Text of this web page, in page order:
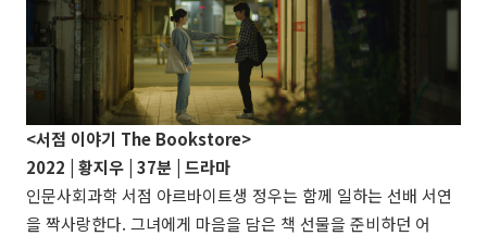
<서점 이야기 The Bookstore>
2022 |
황지우 | 37분 | 드라마
인문사회과학 서점 아르바이트생 정우는 함께 일하는 선배 서연
을 짝사랑한다. 그녀에게 마음을 담은 책 선물을 준비하던 어